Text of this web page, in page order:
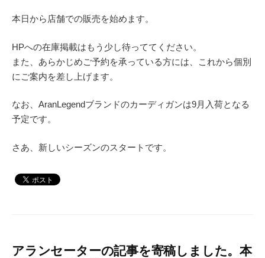
本日から店舗での販売を始めます。
HPへの在庫掲載はもう少し待っててください。
また、あらかじめご予約を承っている方には、これから個別
にご案内を差し上げます。
なお、AranLegendブランドのカーディガンは9月入荷となる
予定です。
さあ、新しいシーズンのスタートです。
アランセーターの記事を寄稿しました。本